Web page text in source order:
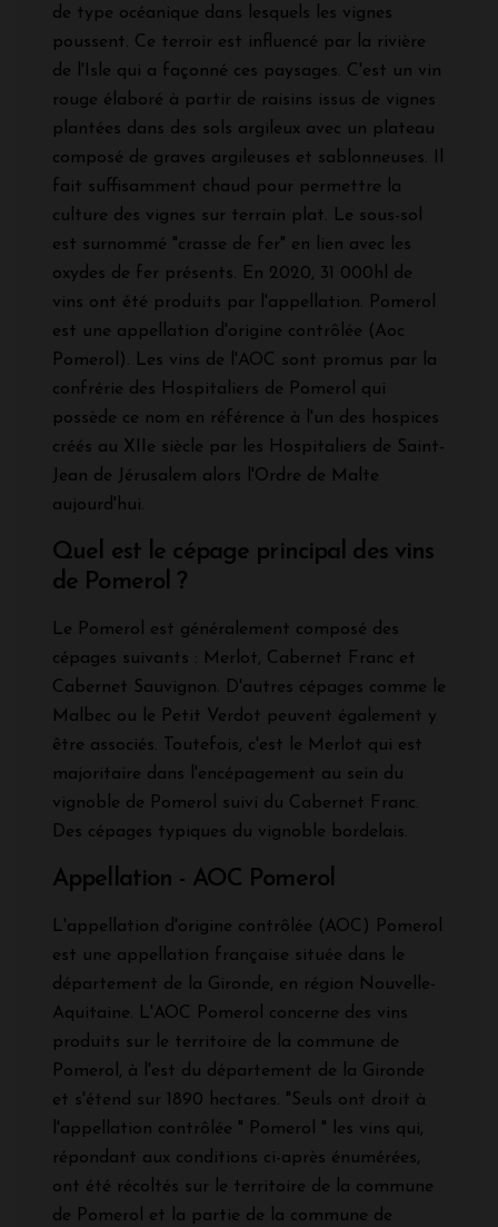
de type océanique dans lesquels les vignes
poussent. Ce terroir est influencé par la rivière
de l'Isle qui a façonné ces paysages. C'est un vin
rouge élaboré à partir de raisins issus de vignes
plantées dans des sols argileux avec un plateau
composé de graves argileuses et sablonneuses. Il
fait suffisamment chaud pour permettre la
culture des vignes sur terrain plat. Le sous-sol
est surnommé "crasse de fer" en lien avec les
oxydes de fer présents. En 2020, 31 000hl de
vins ont été produits par l'appellation. Pomerol
est une appellation d'origine contrôlée (Aoc
Pomerol). Les vins de l'AOC sont promus par la
confrérie des Hospitaliers de Pomerol qui
possède ce nom en référence à l'un des hospices
créés au XIIe siècle par les Hospitaliers de Saint-
Jean de Jérusalem alors l'Ordre de Malte
aujourd'hui.
Quel est le cépage principal des vins
de Pomerol ?
Le Pomerol est généralement composé des
cépages suivants : Merlot, Cabernet Franc et
Cabernet Sauvignon. D'autres cépages comme le
Malbec ou le Petit Verdot peuvent également y
être associés. Toutefois, c'est le Merlot qui est
majoritaire dans l'encépagement au sein du
vignoble de Pomerol suivi du Cabernet Franc.
Des cépages typiques du vignoble bordelais.
Appellation - AOC Pomerol
L'appellation d'origine contrôlée (AOC) Pomerol
est une appellation française située dans le
département de la Gironde, en région Nouvelle-
Aquitaine. L'AOC Pomerol concerne des vins
produits sur le territoire de la commune de
Pomerol, à l'est du département de la Gironde
et s'étend sur 1890 hectares. "Seuls ont droit à
l'appellation contrôlée " Pomerol " les vins qui,
répondant aux conditions ci-après énumérées,
ont été récoltés sur le territoire de la commune
de Pomerol et la partie de la commune de